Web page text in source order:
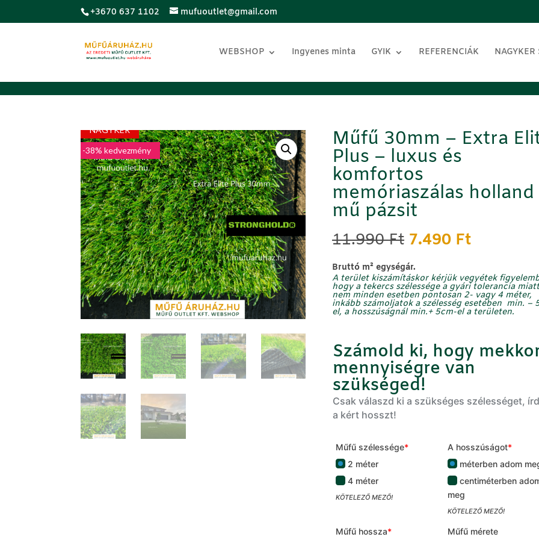
+3670 637 1102 mufuoutlet@gmail.com
WEBSHOP Ingyenes minta GYIK REFERENCIÁK NAGYKER
NAGYKER
-38% kedvezmény Műfű 30mm – Extra
Plus – luxus és
komfortos
memóriaszálas holland
mű pázsit
11.990Ft Original
was:
11.990 Ft.
7.490 FtCurrent
7.490 Ft.
Bruttó m² egységár.
A terület kiszámításkor kérjük vegyétek
hogy a tekercs szélessége a gyári tolerancia miatt
nem minden esetben pontosan 2- vagy 4 méter,
inkább számoljatok a szélesség esetében min. –
el, a hosszúságnál min.+ 5cm-el a területen.
Számold ki, hogy
mennyiségre van
szükséged!
Csak válaszd ki a szükséges szélességet,
a kért hosszt!
Műfű szélessége*
2 méter
4 méter
KÖTELEZŐ MEZŐ!
A hosszúságot*
méterben adom
centiméterben
meg
KÖTELEZŐ MEZŐ!
Műfű hossza* Műfű mérete